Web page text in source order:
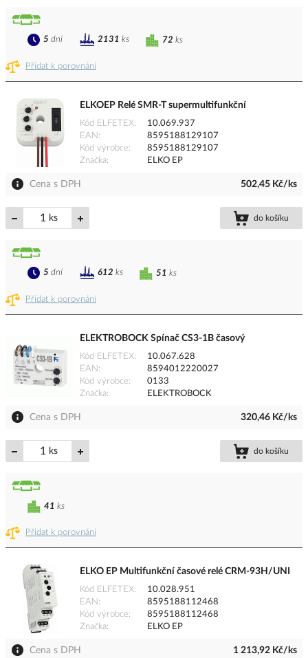
Přidat k porovnání
72 ks
5 dní 2131 ks
ELKOEP Relé SMR-T supermultifunkční
Kód ELFETEX
10.069.937
EAN
8595188129107
Kód výrobce
8595188129107
Značka
ELKO EP
Cena s DPH 502,45 Kč/ks
ks do košíku
Přidat k porovnání
51 ks
5 dní 612 ks
ELEKTROBOCK Spínač CS3-1B časový
Kód ELFETEX
10.067.628
EAN
8594012220027
Kód výrobce
0133
Značka
ELEKTROBOCK
Cena s DPH 320,46 Kč/ks
ks do košíku
Přidat k porovnání
41 ks
ELKO EP Multifunkční časové relé CRM-93H/UNI
Kód ELFETEX
10.028.951
EAN
8595188112468
Kód výrobce
8595188112468
Značka
ELKO EP
Cena s DPH 1 213,92 Kč/ks